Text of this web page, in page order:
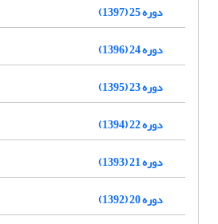
دوره 25 (1397)
دوره 24 (1396)
دوره 23 (1395)
دوره 22 (1394)
دوره 21 (1393)
دوره 20 (1392)